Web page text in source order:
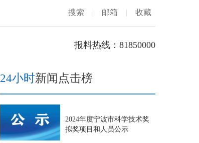
搜索 | 邮箱 | 收藏
报料热线：81850000
24小时新闻点击榜
2024年度宁波市科学技术奖
拟奖项目和人员公示